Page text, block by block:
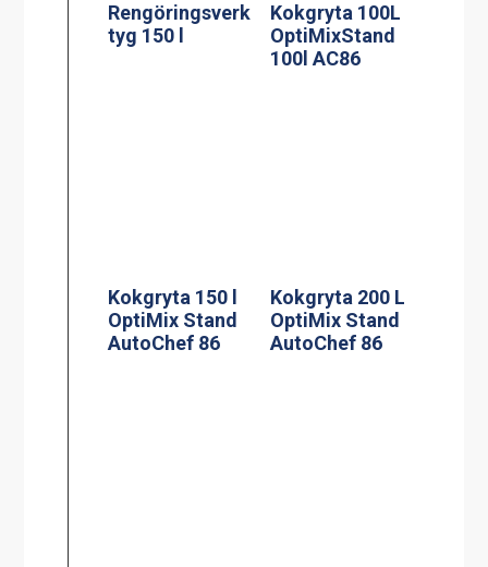
Rengöringsverk
tyg 150 l
Kokgryta 100L
OptiMixStand
100l AC86
Kokgryta 150 l
OptiMix Stand
AutoChef 86
Kokgryta 200 L
OptiMix Stand
AutoChef 86